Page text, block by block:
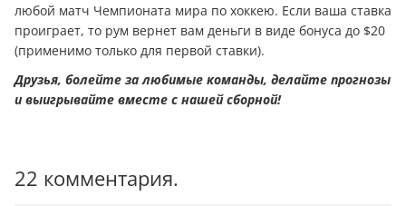
любой матч Чемпионата мира по хоккею. Если ваша ставка
проиграет, то рум вернет вам дeньги в виде бонуса до $20
(применимо только для первой ставки).
Друзья, болейте за любимые команды, делайте прогнозы
и выигрывайте вместе с нашей сборной!
22 комментария.